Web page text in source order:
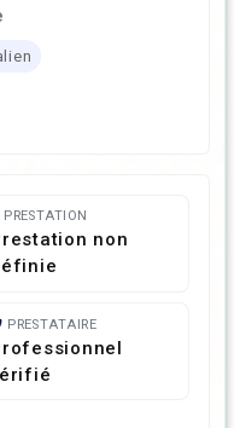
PRESTATION
non
PRESTATAIRE